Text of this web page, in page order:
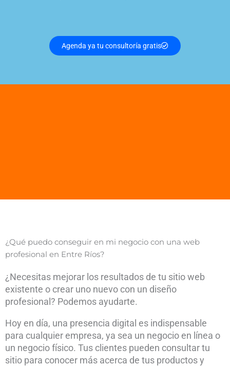
Agenda ya tu consultoría gratis
¿Qué puedo conseguir en mi negocio con una web
profesional en Entre Ríos?
¿Necesitas mejorar los resultados de tu sitio web
existente o crear uno nuevo con un diseño
profesional? Podemos ayudarte.
Hoy en día, una presencia digital es indispensable
para cualquier empresa, ya sea un negocio en línea o
un negocio físico. Tus clientes pueden consultar tu
sitio para conocer más acerca de tus productos y